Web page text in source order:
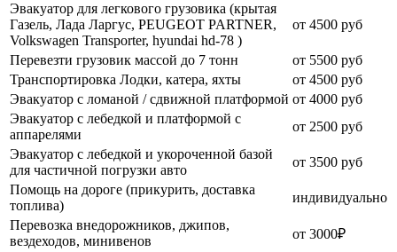
Эвакуатор для легкового грузовика (крытая
Газель, Лада Ларгус, PEUGEOT PARTNER,
Volkswagen Transporter, hyundai hd-78 )
от 4500 руб
Перевезти грузовик массой до 7 тонн
от 5500 руб
Транспортировка Лодки, катера, яхты
от 4500 руб
Эвакуатор c ломаной / сдвижной платформой от 4000 руб
Эвакуатор с лебедкой и платформой с
аппарелями
от 2500 руб
Эвакуатор с лебедкой и укороченной базой
для частичной погрузки авто
от 3500 руб
Помощь на дороге (прикурить, доставка
топлива)
индивидуально
Перевозка внедорожников, джипов,
вездеходов, минивенов
от 3000₽